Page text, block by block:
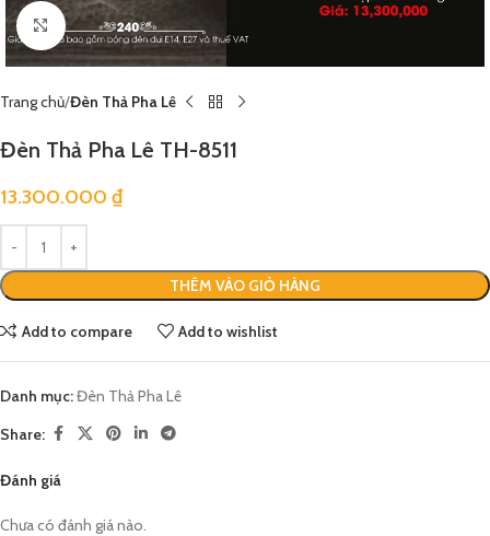
Click to enlarge
Trang chủ Đèn Thả Pha Lê
Đèn Thả Pha Lê TH-8511
13.300.000 ₫
THÊM VÀO GIỎ HÀNG
Add to compare Add to wishlist
Danh mục:Đèn Thả Pha Lê
Share:
Đánh giá
Chưa có đánh giá nào.